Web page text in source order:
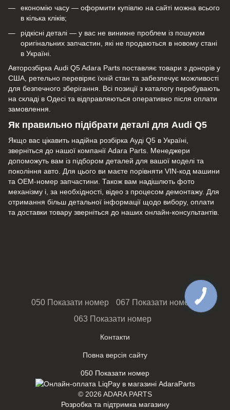
економію часу — оформити купівлю на сайті можна всього
в кілька кліків;
рідкісні деталі — у вас не виникне проблем із пошуком
оригінальних запчастин, які не продаються в новому стані
в Україні.
Авторозбірка Audi Q5 Adara Parts поставляє товари з донорів у
США, ретельно перевіряє їхній стан та забезпечує можливості
для безпечного зберігання. Всі позиції з каталогу перебувають
на складі в Одесі та відправляються оперативно після оплати
замовлення.
Як правильно підібрати деталі для Audi Q5
Якщо вас цікавить надійна розбірка Ауді Q5 в Україні,
зверніться до нашої компанії Adara Parts. Менеджери
допоможуть вам із підбором деталей для вашої моделі та
покоління авто. Для цього ви маєте порівняти VIN-код машини
та ОЕМ-номер запчастини. Також вам надішлють фото
механізму і, за необхідності, відео з процесом демонтажу. Для
отримання більш детальної інформації щодо вибору, оплати
та доставки товару зверніться до наших онлайн-консультантів.
050 Показати номер
067 Показати номер
063 Показати номер
Контакти
Повна версія сайту
050 Показати номер
© 2026 ADARA PARTS
Розробка та підтримка магазину